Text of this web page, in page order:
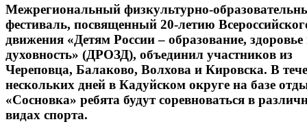
Межрегиональный физкультурно-
фестиваль, посвященный 20-летию
движения «Детям России – образование, здоровье
духовность» (ДРОЗД), объединил участников из
Череповца, Балаково, Волхова и Кировска. В
нескольких дней в Кадуйском округе на базе
«Сосновка» ребята будут соревноваться в
видах спорта.